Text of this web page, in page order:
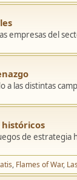
empresas del
a las distintas
históricos
de estrategia
Flames of War